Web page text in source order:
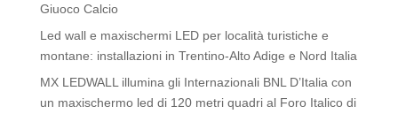
Giuoco Calcio
Led wall e maxischermi LED per località turistiche e
montane: installazioni in Trentino-Alto Adige e Nord Italia
MX LEDWALL illumina gli Internazionali BNL D’Italia con
un maxischermo led di 120 metri quadri al Foro Italico di